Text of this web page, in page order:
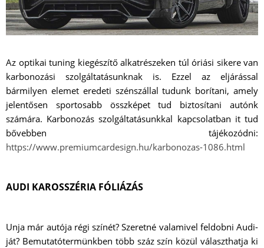
Az optikai tuning kiegészítő alkatrészeken túl óriási sikere van
karbonozási szolgáltatásunknak is. Ezzel az eljárással
bármilyen elemet eredeti szénszállal tudunk borítani, amely
jelentősen sportosabb összképet tud biztosítani autónk
számára. Karbonozás szolgáltatásunkkal kapcsolatban it tud
bővebben tájékozódni:
https://www.premiumcardesign.hu/karbonozas-1086.html
AUDI KAROSSZÉRIA FÓLIÁZÁS
Unja már autója régi színét? Szeretné valamivel feldobni Audi-
ját? Bemutatótermünkben több száz szín közül választhatja ki